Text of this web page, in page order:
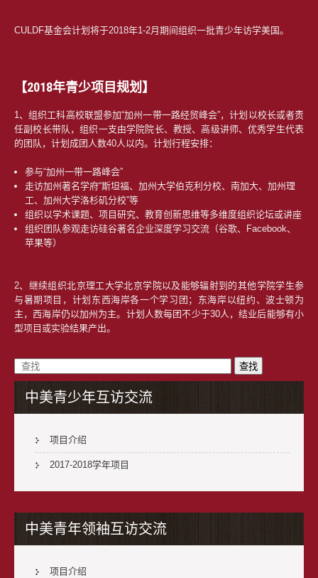
CULDF基金会计划将于2018年1-2月期间组织一批青少年访学美国。
【2018年青少项目规划】
1、组织工科高校联盟参加“加州一带一路经贸峰会”，计划以校长或者责
任副校长带队，组织一支由学院院长、教授、高级讲师、优秀学生代表
的团队，计划成团人数40人以内。计划行程安排：
参与“加州一带一路峰会”
走访加州著名学府“斯坦福、加州大学伯克利分校、南加大、加州理
工、加州大学洛杉矶分校”等
组织以学术课题、项目研究、教育创新思维等多维度组织论坛或讲座
组织团队参观走访硅谷著名企业深度学习交流（谷歌、Facebook、
苹果等）
2、继续组织北京理工大学北京学院以及能够辐射到的其他学院学生参
与暑期项目，计划东西海岸各一个学习团；东海岸以纽约、波士顿为
主，西海岸仍以加州为主。计划人数每团不少于30人，结业后能够有小
型项目或实验结果产出。
中美青少年互访交流
项目介绍
2017-2018学年项目
中美青年领袖互访交流
项目介绍